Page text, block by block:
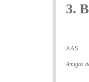
3.
AAS
Amigos